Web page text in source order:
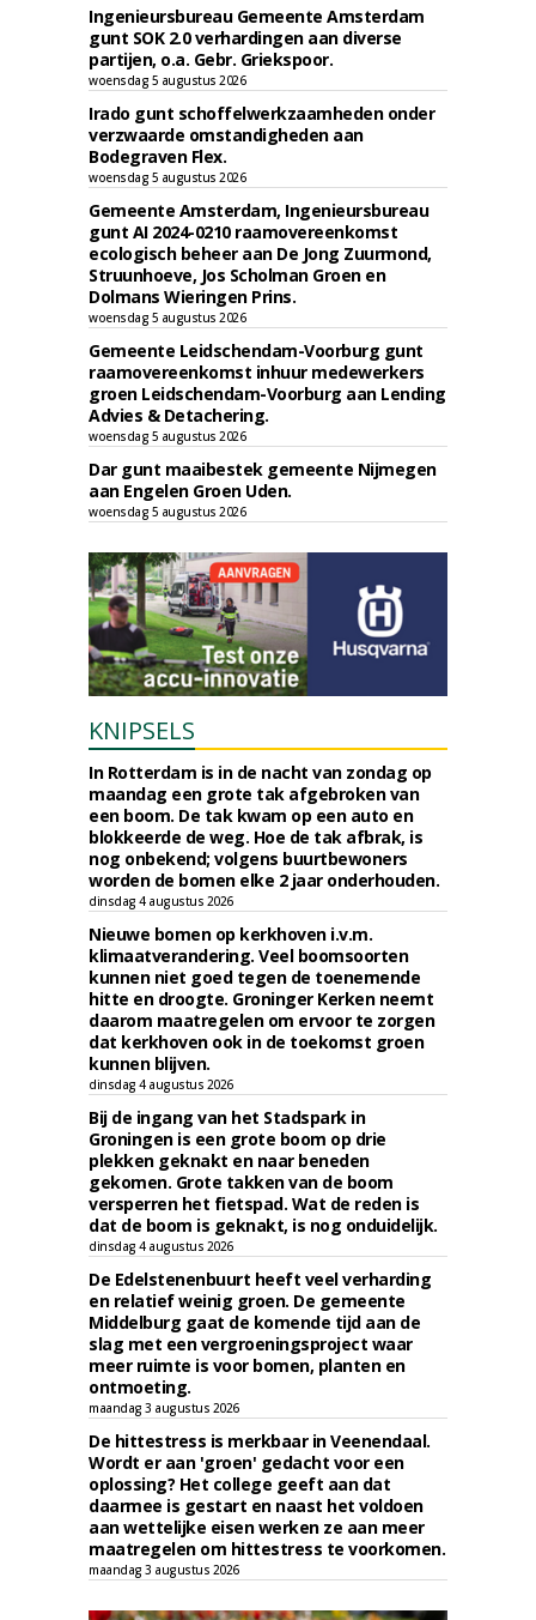
Ingenieursbureau Gemeente Amsterdam
gunt SOK 2.0 verhardingen aan diverse
partijen, o.a. Gebr. Griekspoor.
woensdag 5 augustus 2026
Irado gunt schoffelwerkzaamheden onder
verzwaarde omstandigheden aan
Bodegraven Flex.
woensdag 5 augustus 2026
Gemeente Amsterdam, Ingenieursbureau
gunt AI 2024-0210 raamovereenkomst
ecologisch beheer aan De Jong Zuurmond,
Struunhoeve, Jos Scholman Groen en
Dolmans Wieringen Prins.
woensdag 5 augustus 2026
Gemeente Leidschendam-Voorburg gunt
raamovereenkomst inhuur medewerkers
groen Leidschendam-Voorburg aan Lending
Advies & Detachering.
woensdag 5 augustus 2026
Dar gunt maaibestek gemeente Nijmegen
aan Engelen Groen Uden.
woensdag 5 augustus 2026
KNIPSELS
In Rotterdam is in de nacht van zondag op
maandag een grote tak afgebroken van
een boom. De tak kwam op een auto en
blokkeerde de weg. Hoe de tak afbrak, is
nog onbekend; volgens buurtbewoners
worden de bomen elke 2 jaar onderhouden.
dinsdag 4 augustus 2026
Nieuwe bomen op kerkhoven i.v.m.
klimaatverandering. Veel boomsoorten
kunnen niet goed tegen de toenemende
hitte en droogte. Groninger Kerken neemt
daarom maatregelen om ervoor te zorgen
dat kerkhoven ook in de toekomst groen
kunnen blijven.
dinsdag 4 augustus 2026
Bij de ingang van het Stadspark in
Groningen is een grote boom op drie
plekken geknakt en naar beneden
gekomen. Grote takken van de boom
versperren het fietspad. Wat de reden is
dat de boom is geknakt, is nog onduidelijk.
dinsdag 4 augustus 2026
De Edelstenenbuurt heeft veel verharding
en relatief weinig groen. De gemeente
Middelburg gaat de komende tijd aan de
slag met een vergroeningsproject waar
meer ruimte is voor bomen, planten en
ontmoeting.
maandag 3 augustus 2026
De hittestress is merkbaar in Veenendaal.
Wordt er aan 'groen' gedacht voor een
oplossing? Het college geeft aan dat
daarmee is gestart en naast het voldoen
aan wettelijke eisen werken ze aan meer
maatregelen om hittestress te voorkomen.
maandag 3 augustus 2026